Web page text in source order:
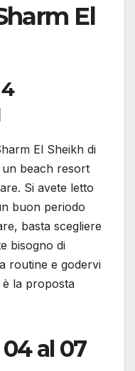
El
El Sheikh di
beach resort
Si avete letto
buon periodo
basta scegliere
bisogno di
routine e godervi
la proposta
al 07